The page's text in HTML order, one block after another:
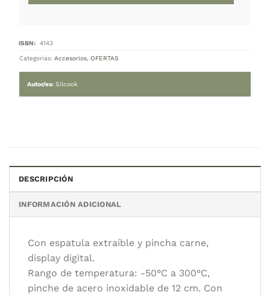
Cambiar moneda: ARS
Este producto está agotado.
¡No te preocupes! Ingresá tu correo electrónico y
avisaremos cuando vuelva a estar disponible.
Categorías:Accesorios,OFERTAS
Autor/es: Silcook
DESCRIPCIÓN
INFORMACIÓN ADICIONAL
Con espatula extraíble y pincha carne,
display digital.
Rango de temperatura: -50°C a 300°C,
pinche de acero inoxidable de 12 cm. Con